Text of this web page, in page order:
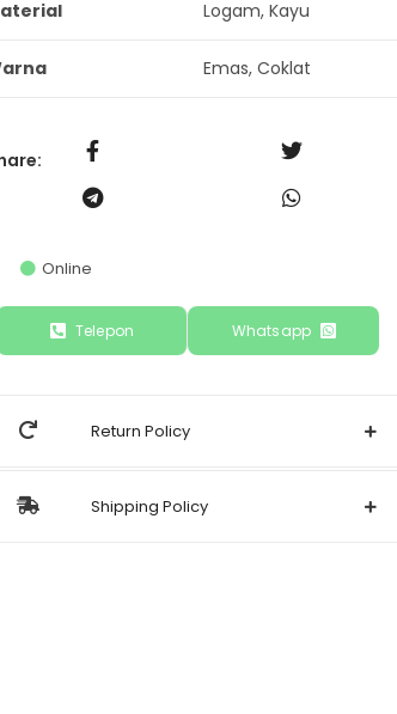
Logam, Kayu
Emas, Coklat
Online
Telepon Whatsapp
Return Policy
Shipping Policy